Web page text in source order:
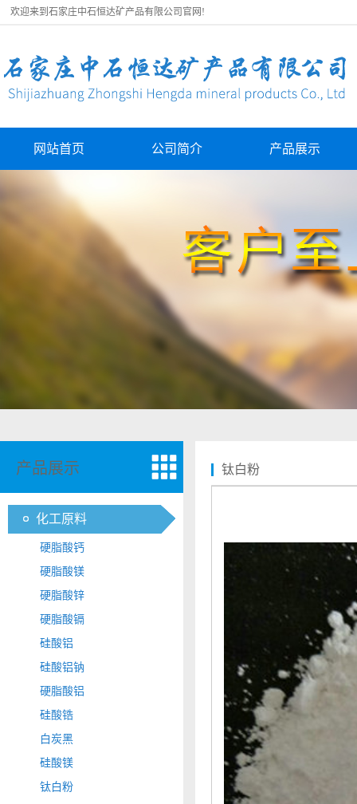
欢迎来到石家庄中石恒达矿产品有限公司官网!
网站首页 公司简介 产品展示
产品展示
化工原料
硬脂酸钙
硬脂酸镁
硬脂酸锌
硬脂酸镉
硅酸铝
硅酸铝钠
硬脂酸铝
硅酸锆
白炭黑
硅酸镁
钛白粉
钛白粉